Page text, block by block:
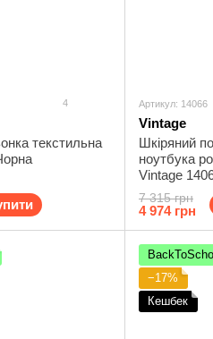
4
текстильна
Артикул: 14066
Vintage
Шкіряний
ноутбука
Vintage
7 315 грн
4 974 грн
−17%
Кешбек